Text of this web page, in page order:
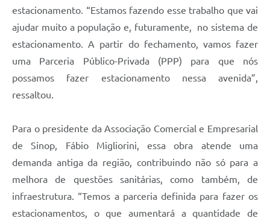
estacionamento. “Estamos fazendo esse trabalho que vai
ajudar muito a população e, futuramente, no sistema de
estacionamento. A partir do fechamento, vamos fazer
uma Parceria Público-Privada (PPP) para que nós
possamos fazer estacionamento nessa avenida”,
ressaltou.
Para o presidente da Associação Comercial e Empresarial
de Sinop, Fábio Migliorini, essa obra atende uma
demanda antiga da região, contribuindo não só para a
melhora de questões sanitárias, como também, de
infraestrutura. “Temos a parceria definida para fazer os
estacionamentos, o que aumentará a quantidade de